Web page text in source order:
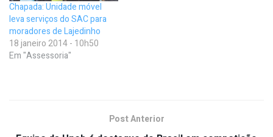
Chapada: Unidade móvel
leva serviços do SAC para
moradores de Lajedinho
18 janeiro 2014 - 10h50
Em "Assessoria"
Post Anterior